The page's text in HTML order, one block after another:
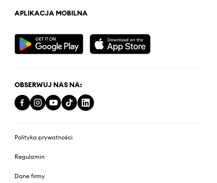
APLIKACJA MOBILNA
OBSERWUJ NAS NA:
Polityka prywatności
Regulamin
Dane firmy